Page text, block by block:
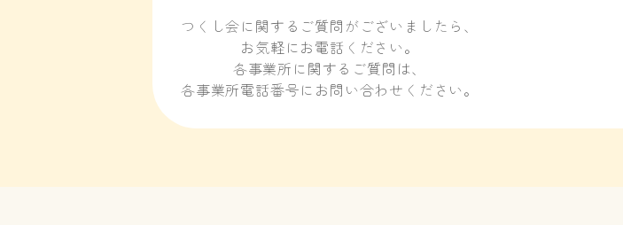
つくし会に関する ご質問がございましたら、
お気軽にお電話ください。
各事業所に関するご質問は、
各事業所電話番号にお問い合わせください。